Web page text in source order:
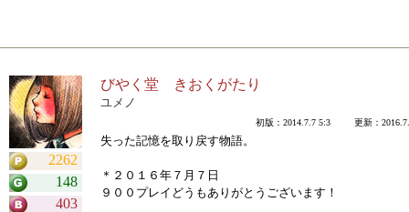
2262
148
403
びやく堂 きおくがたり
ユメノ
初版：2014.7.7 5:3 更新：
失った記憶を取り戻す物語。
＊２０１６年７月７日
９００プレイどうもありがとうございます！